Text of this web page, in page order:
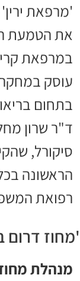
'מרפאת ירין'
את הטמעת
במרפאת
בתחום
ד"ר שרון
סיקורל,
הראשונה
רפואת
'מחוז דרום
מנהלת